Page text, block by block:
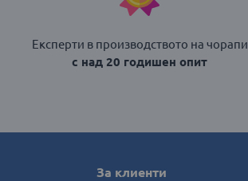
Експерти в производството на чорапи
с над 20 годишен опит
За клиенти